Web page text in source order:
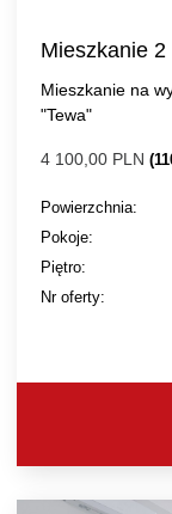
Mieszkanie
Mieszkanie na
"Tewa"
4 100,00 PLN
Powierzchnia:
Pokoje:
Piętro:
Nr oferty: